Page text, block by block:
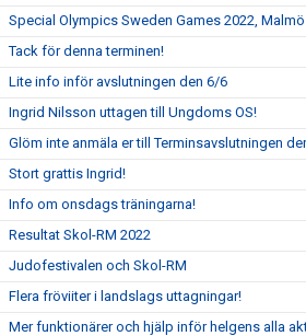
Special Olympics Sweden Games 2022, Malmö
Tack för denna terminen!
Lite info inför avslutningen den 6/6
Ingrid Nilsson uttagen till Ungdoms OS!
Glöm inte anmäla er till Terminsavslutningen
Stort grattis Ingrid!
Info om onsdags träningarna!
Resultat Skol-RM 2022
Judofestivalen och Skol-RM
Flera fröviiter i landslags uttagningar!
Mer funktionärer och hjälp inför helgens alla